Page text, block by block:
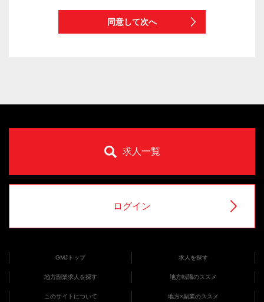
同意して次へ
求人一覧
ログイン
GMJトップ 求人を探す
地方副業求人を探す 地方転職のススメ
このサイトについて 地方×副業のススメ